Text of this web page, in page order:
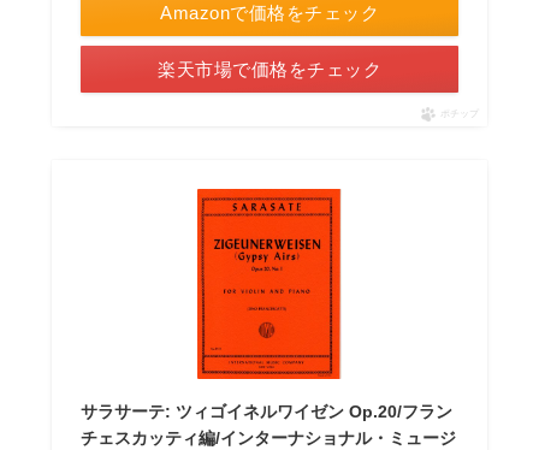
Amazonで価格をチェック
楽天市場で価格をチェック
ポチップ
サラサーテ: ツィゴイネルワイゼン Op.20/フラン
チェスカッティ編/インターナショナル・ミュージ